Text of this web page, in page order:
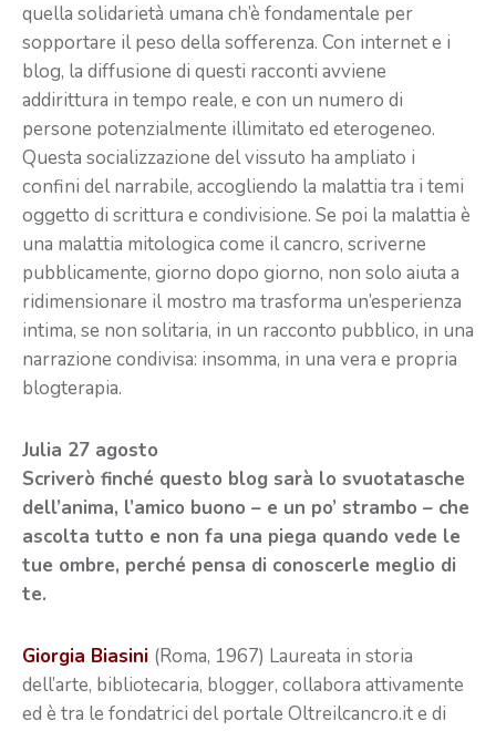
quella solidarietà umana ch’è fondamentale per
sopportare il peso della sofferenza. Con internet e i
blog, la diffusione di questi racconti avviene
addirittura in tempo reale, e con un numero di
persone potenzialmente illimitato ed eterogeneo.
Questa socializzazione del vissuto ha ampliato i
confini del narrabile, accogliendo la malattia tra i temi
oggetto di scrittura e condivisione. Se poi la malattia è
una malattia mitologica come il cancro, scriverne
pubblicamente, giorno dopo giorno, non solo aiuta a
ridimensionare il mostro ma trasforma un’esperienza
intima, se non solitaria, in un racconto pubblico, in una
narrazione condivisa: insomma, in una vera e propria
blogterapia.
Julia 27 agosto
Scriverò finché questo blog sarà lo svuotatasche
dell’anima, l’amico buono – e un po’ strambo – che
ascolta tutto e non fa una piega quando vede le
tue ombre, perché pensa di conoscerle meglio di
te.
Giorgia Biasini (Roma, 1967) Laureata in storia
dell’arte, bibliotecaria, blogger, collabora attivamente
ed è tra le fondatrici del portale Oltreilcancro.it e di